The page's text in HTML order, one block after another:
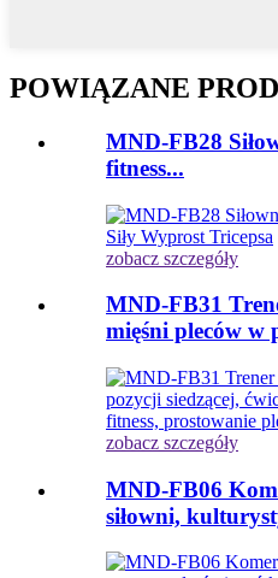
POWIĄZANE
MND-FB28
fitness...
zobacz szczegóły
MND-FB31
mięśni pleców w
zobacz szczegóły
MND-FB06
siłowni,